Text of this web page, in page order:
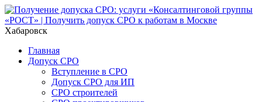
Хабаровск
Главная
Допуск СРО
Вступление в СРО
Допуск СРО для ИП
СРО строителей